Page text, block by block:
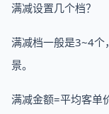
满减设置几个档？
满减档一般是3~4个
景。
满减金额=平均客单